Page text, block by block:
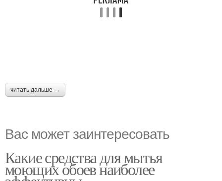
читать дальше →
Вас может заинтересовать
Какие средства для мытья
моющих обоев наиболее